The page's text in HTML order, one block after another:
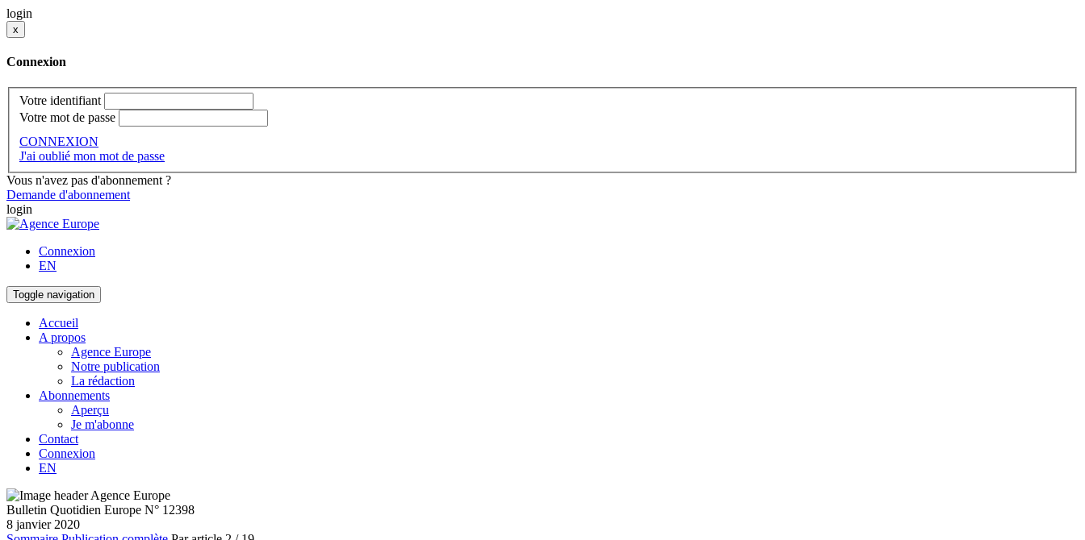
login
x
Connexion
Votre identifiant
Votre mot de passe
CONNEXION
J'ai oublié mon mot de passe
Vous n'avez pas d'abonnement ?
Demande d'abonnement
login
Connexion
EN
Toggle navigation
Accueil
A propos
Agence Europe
Notre publication
La rédaction
Abonnements
Aperçu
Je m'abonne
Contact
Connexion
EN
Bulletin Quotidien Europe N° 12398
8 janvier 2020